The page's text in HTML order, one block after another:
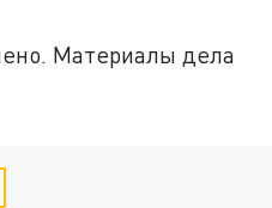
Материалы дела